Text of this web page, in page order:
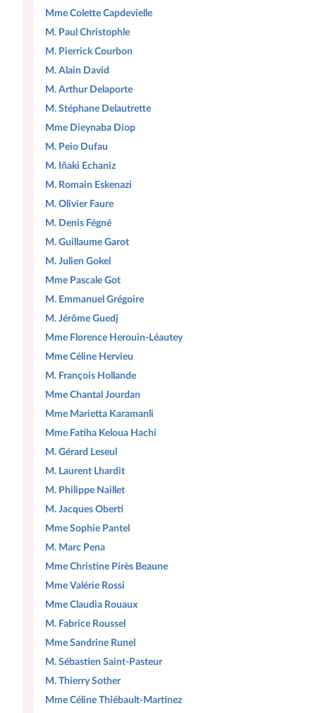
Mme Colette Capdevielle
M. Paul Christophle
M. Pierrick Courbon
M. Alain David
M. Arthur Delaporte
M. Stéphane Delautrette
Mme Dieynaba Diop
M. Peio Dufau
M. Iñaki Echaniz
M. Romain Eskenazi
M. Olivier Faure
M. Denis Fégné
M. Guillaume Garot
M. Julien Gokel
Mme Pascale Got
M. Emmanuel Grégoire
M. Jérôme Guedj
Mme Florence Herouin-Léautey
Mme Céline Hervieu
M. François Hollande
Mme Chantal Jourdan
Mme Marietta Karamanli
Mme Fatiha Keloua Hachi
M. Gérard Leseul
M. Laurent Lhardit
M. Philippe Naillet
M. Jacques Oberti
Mme Sophie Pantel
M. Marc Pena
Mme Christine Pirès Beaune
Mme Valérie Rossi
Mme Claudia Rouaux
M. Fabrice Roussel
Mme Sandrine Runel
M. Sébastien Saint-Pasteur
M. Thierry Sother
Mme Céline Thiébault-Martinez